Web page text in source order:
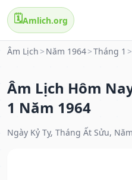
🗓️Amlich.org
Âm Lịch > Năm 1964>Tháng 1 >
Âm Lịch Hôm
1 Năm 1964
Ngày Kỷ Tỵ, Tháng Ất Sửu,